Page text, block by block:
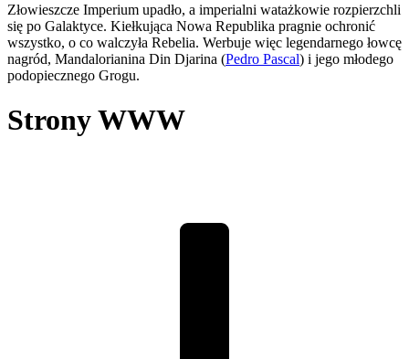
Złowieszcze Imperium upadło, a imperialni watażkowie rozpierzchli
się po Galaktyce. Kiełkująca Nowa Republika pragnie ochronić
wszystko, o co walczyła Rebelia. Werbuje więc legendarnego łowcę
nagród, Mandalorianina Din Djarina (Pedro Pascal) i jego młodego
podopiecznego Grogu.
Strony WWW